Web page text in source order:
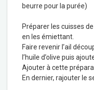
beurre pour la purée)
Préparer les cuisses
en les émiettant.
Faire revenir l’ail
l’huile d’olive puis
Ajouter à cette
En dernier, rajouter le